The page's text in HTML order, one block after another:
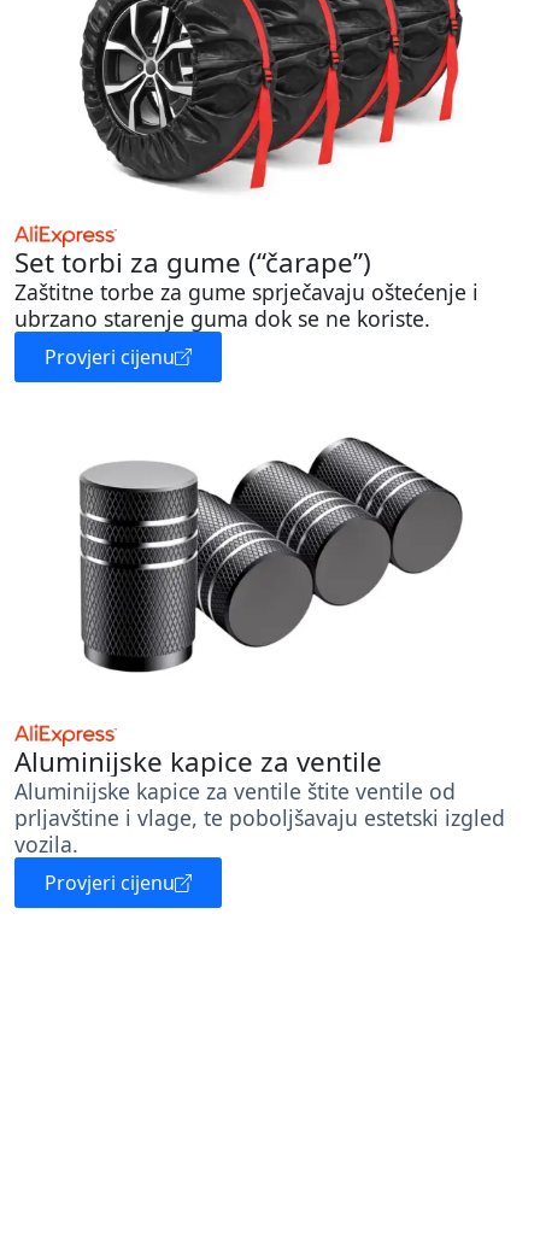
Set torbi za gume (“čarape”)
Zaštitne torbe za gume sprječavaju oštećenje i
ubrzano starenje guma dok se ne koriste.
Provjeri cijenu
Aluminijske kapice za ventile
Aluminijske kapice za ventile štite ventile od
prljavštine i vlage, te poboljšavaju estetski izgled
vozila.
Provjeri cijenu